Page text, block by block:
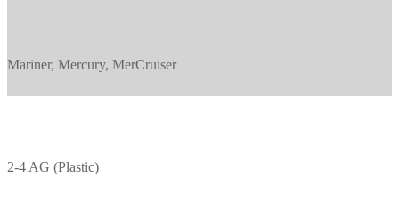
Mariner, Mercury, MerCruiser
2-4 AG (Plastic)